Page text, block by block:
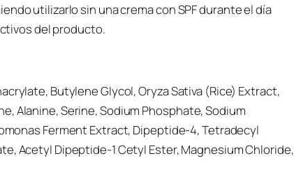
utilizarlo sin una crema con SPF durante el día
del producto.
Butylene Glycol, Oryza Sativa (Rice) Extract,
Alanine, Serine, Sodium Phosphate, Sodium
Ferment Extract, Dipeptide-4, Tetradecyl
Acetyl Dipeptide-1 Cetyl Ester, Magnesium Chloride,